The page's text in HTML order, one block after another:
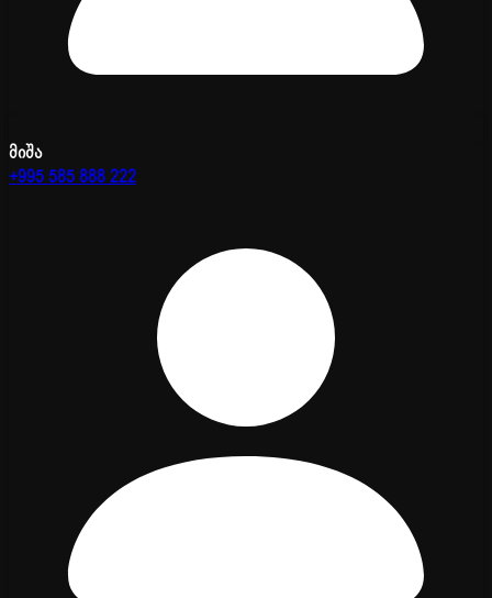
მიშა
+995 585 888 222